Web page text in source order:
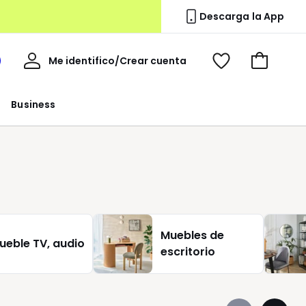
Descarga la App
Business
Me identifico/Crear cuenta
Mi
Ver
Ir
TV, audio
Muebles de
escritorio